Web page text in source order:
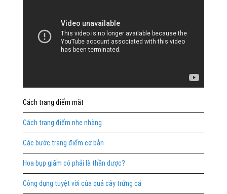
Cách trang điểm mắt
Cách trang điểm nhẹ nhàng
Các bước trang điểm cơ bản
Hoa bụp giấm có phải là thần dược?
Công dụng tuyệt vời của quả cây trứng cá